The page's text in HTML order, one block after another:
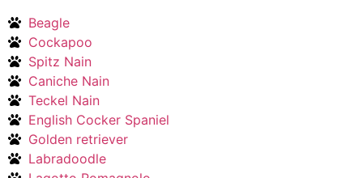
Beagle
Cockapoo
Spitz Nain
Caniche Nain
Teckel Nain
English Cocker Spaniel
Golden retriever
Labradoodle